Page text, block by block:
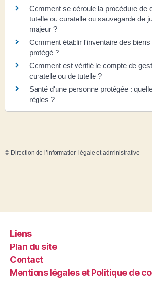
Comment se déroule la procédure de
tutelle ou curatelle ou sauvegarde de
majeur ?
Comment établir l'inventaire des
protégé ?
Comment est vérifié le compte de
curatelle ou de tutelle ?
Santé d'une personne protégée :
règles ?
© Direction de l’information légale et administrative
Liens
Plan du site
Contact
Mentions légales et Politique de